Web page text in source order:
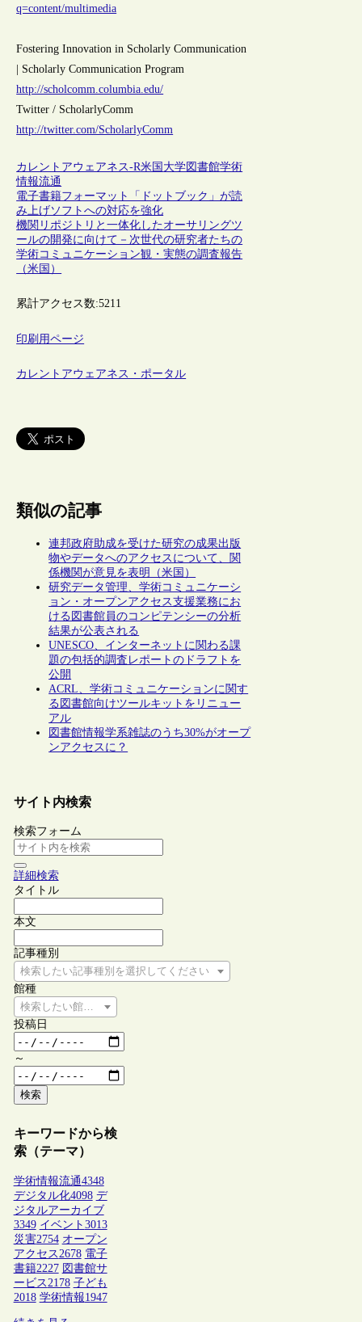
q=content/multimedia
Fostering Innovation in Scholarly Communication
| Scholarly Communication Program
http://scholcomm.columbia.edu/
Twitter / ScholarlyComm
http://twitter.com/ScholarlyComm
カレントアウェアネス-R米国 大学図書館学術
情報流通
電子書籍フォーマット「ドットブック」が読
み上げソフトへの対応を強化
機関リポジトリと一体化したオーサリングツ
ールの開発に向けて－次世代の研究者たちの
学術コミュニケーション観・実態の調査報告
（米国）
累計アクセス数:5211
印刷用ページ
カレントアウェアネス・ポータル
類似の記事
連邦政府助成を受けた研究の成果出版
物やデータへのアクセスについて、関
係機関が意見を表明（米国）
研究データ管理、学術コミュニケーシ
ョン・オープンアクセス支援業務にお
ける図書館員のコンピテンシーの分析
結果が公表される
UNESCO、インターネットに関わる課
題の包括的調査レポートのドラフトを
公開
ACRL、学術コミュニケーションに関す
る図書館向けツールキットをリニュー
アル
図書館情報学系雑誌のうち30%がオープ
ンアクセスに？
サイト内検索
検索フォーム
詳細検索
タイトル
本文
記事種別
検索したい記事種別を選択してください
館種
検索したい館種を選択してください
投稿日
～
検索
キーワードから検
索（テーマ）
学術情報流通4348
デジタル化4098 デ
ジタルアーカイブ
3349 イベント 3013
災害2754 オープン
アクセス 2678 電子
書籍2227 図書館サ
ービス 2178 子ども
2018 学術情報1947